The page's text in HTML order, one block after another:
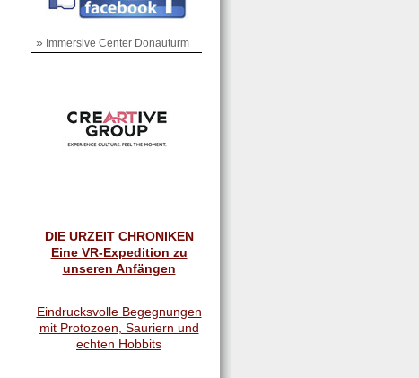
» Immersive Center Donauturm
DIE URZEIT CHRONIKEN
Eine VR-Expedition zu
unseren Anfängen
Eindrucksvolle Begegnungen
mit Protozoen, Sauriern und
echten Hobbits